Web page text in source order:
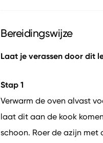
Bereidingswijze
Laat je verassen door dit
Stap 1
Verwarm de oven alvast
laat dit aan de kook
schoon. Roer de azijn met